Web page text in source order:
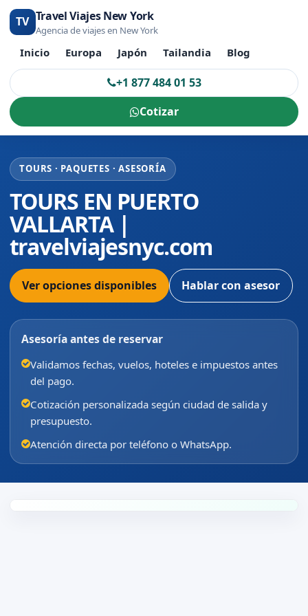
TV Travel Viajes New York
Agencia de viajes en New York
Inicio Europa Japón Tailandia Blog
+1 877 484 01 53
Cotizar
TOURS · PAQUETES · ASESORÍA
TOURS EN PUERTO
VALLARTA |
travelviajesnyc.com
Ver opciones disponibles Hablar con asesor
Asesoría antes de reservar
Validamos fechas, vuelos, hoteles e impuestos antes
del pago.
Cotización personalizada según ciudad de salida y
presupuesto.
Atención directa por teléfono o WhatsApp.